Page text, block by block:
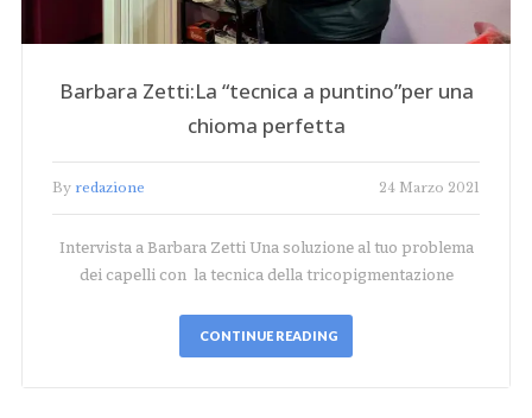
Barbara Zetti:La “tecnica a puntino”per una
chioma perfetta
By redazione 24 Marzo 2021
Intervista a Barbara Zetti Una soluzione al tuo problema
dei capelli con la tecnica della tricopigmentazione
CONTINUE READING